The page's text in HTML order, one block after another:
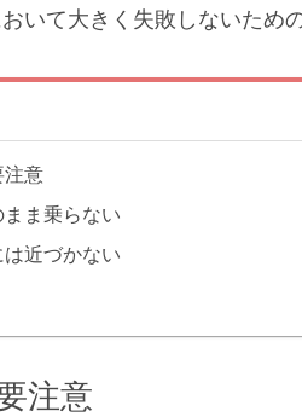
いて大きく失敗しないため
注意
ま乗らない
は近づかない
注意